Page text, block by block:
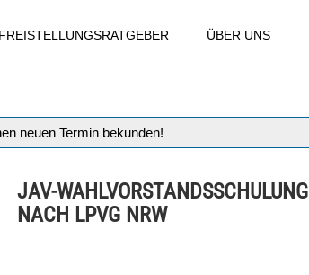
FREISTELLUNGSRATGEBER ÜBER UNS
neuen Termin bekunden!
JAV-WAHLVORSTANDSSCHULUNG
NACH LPVG NRW